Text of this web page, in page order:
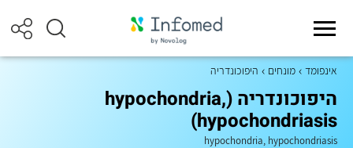
אינפומד מונחים היפוכונדריה
היפוכונדריה (hypochondria,
hypochondriasis)
hypochondria, hypochondriasis